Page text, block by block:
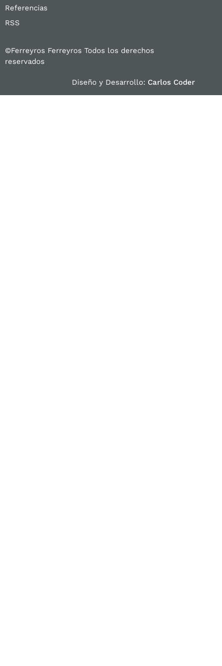
Referencias
RSS
©Ferreyros Ferreyros Todos los derechos
reservados
Diseño y Desarrollo: Carlos Coder